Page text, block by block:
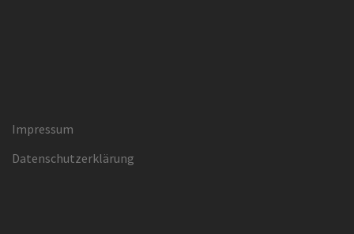
Impressum
Datenschutzerklärung